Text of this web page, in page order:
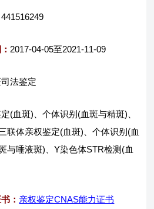
441516249
2017-04-05至2021-11-09
司法鉴定
定(血斑)、个体识别(血斑与精斑)、
联体亲权鉴定(血斑)、个体识别(血
与唾液斑)、Y染色体STR检测(血
： 亲权鉴定CNAS能力证书